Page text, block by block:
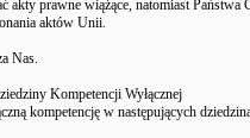
akty prawne wiążące, natomiast
aktów Unii.
Nas.
Kompetencji Wyłącznej
kompetencję w następujących